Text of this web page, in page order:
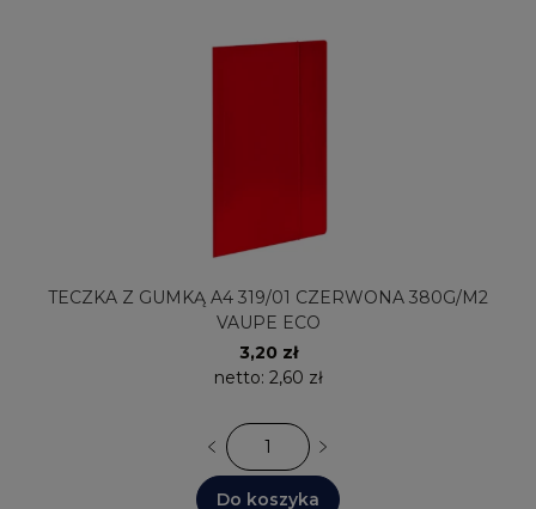
TECZKA Z GUMKĄ A4 319/01 CZERWONA 380G/M2
VAUPE ECO
3,20 zł
netto: 2,60 zł
Do koszyka